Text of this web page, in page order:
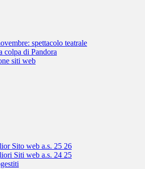
spettacolo teatrale
colpa di Pandora
siti web
Sito web a.s. 25 26
Siti web a.s. 24 25